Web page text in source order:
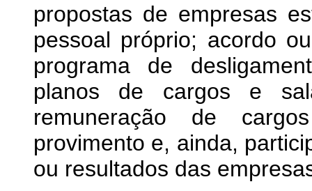
propostas de empresas
pessoal próprio; acordo
programa de
planos de cargos e
remuneração de
provimento e, ainda,
ou resultados das